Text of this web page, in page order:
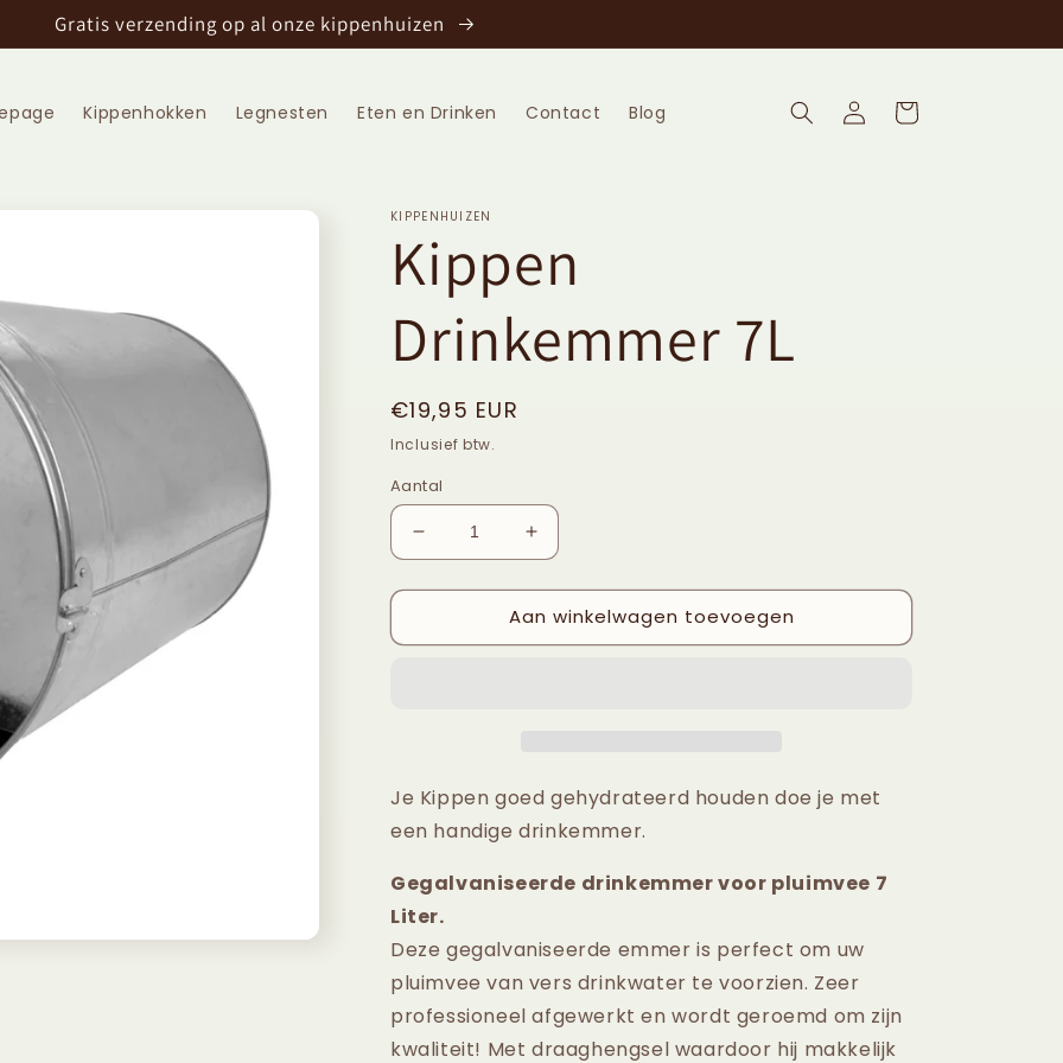
Gratis verzending op al onze kippenhuizen
Kippenhokken Legnesten Eten en Drinken Contact Blog Inloggen
Winkelwagen
KIPPENHUIZEN
Kippen
Drinkemmer 7L
Normale
prijs
€19,95 EUR
Inclusief btw.
Aantal
Aantal
verlagen
voor
Drinkemmer
Aantal
verhogen
voor
Kippen
Drinkemmer
Aan winkelwagen toevoegen
Je Kippen goed gehydrateerd houden doe je met
een handige drinkemmer.
Gegalvaniseerde drinkemmer voor pluimvee 7
Liter.
Deze gegalvaniseerde emmer is perfect om uw
pluimvee van vers drinkwater te voorzien. Zeer
professioneel afgewerkt en wordt geroemd om zijn
kwaliteit! Met draaghengsel waardoor hij makkelijk